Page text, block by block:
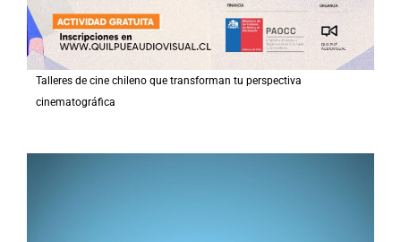
Talleres de cine chileno que transforman tu perspectiva
cinematográfica